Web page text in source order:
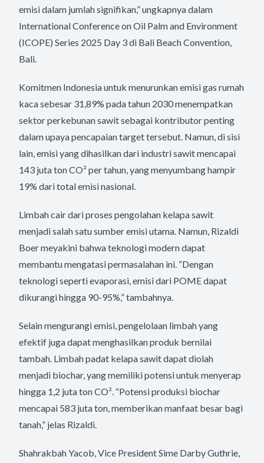
emisi dalam jumlah signifikan,” ungkapnya dalam
International Conference on Oil Palm and Environment
(ICOPE) Series 2025 Day 3 di Bali Beach Convention,
Bali.
Komitmen Indonesia untuk menurunkan emisi gas rumah
kaca sebesar 31,89% pada tahun 2030 menempatkan
sektor perkebunan sawit sebagai kontributor penting
dalam upaya pencapaian target tersebut. Namun, di sisi
lain, emisi yang dihasilkan dari industri sawit mencapai
143 juta ton CO² per tahun, yang menyumbang hampir
19% dari total emisi nasional.
Limbah cair dari proses pengolahan kelapa sawit
menjadi salah satu sumber emisi utama. Namun, Rizaldi
Boer meyakini bahwa teknologi modern dapat
membantu mengatasi permasalahan ini. “Dengan
teknologi seperti evaporasi, emisi dari POME dapat
dikurangi hingga 90-95%,” tambahnya.
Selain mengurangi emisi, pengelolaan limbah yang
efektif juga dapat menghasilkan produk bernilai
tambah. Limbah padat kelapa sawit dapat diolah
menjadi biochar, yang memiliki potensi untuk menyerap
hingga 1,2 juta ton CO². “Potensi produksi biochar
mencapai 583 juta ton, memberikan manfaat besar bagi
tanah,” jelas Rizaldi.
Shahrakbah Yacob, Vice President Sime Darby Guthrie,